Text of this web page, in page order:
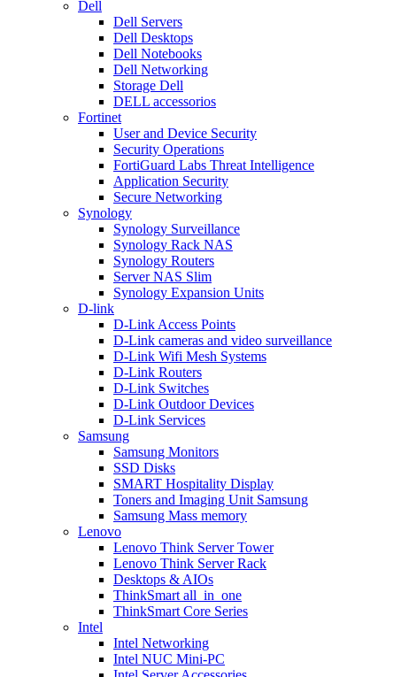
Dell
Dell Servers
Dell Desktops
Dell Notebooks
Dell Networking
Storage Dell
DELL accessorios
Fortinet
User and Device Security
Security Operations
FortiGuard Labs Threat Intelligence
Application Security
Secure Networking
Synology
Synology Surveillance
Synology Rack NAS
Synology Routers
Server NAS Slim
Synology Expansion Units
D-link
D-Link Access Points
D-Link cameras and video surveillance
D-Link Wifi Mesh Systems
D-Link Routers
D-Link Switches
D-Link Outdoor Devices
D-Link Services
Samsung
Samsung Monitors
SSD Disks
SMART Hospitality Display
Toners and Imaging Unit Samsung
Samsung Mass memory
Lenovo
Lenovo Think Server Tower
Lenovo Think Server Rack
Desktops & AIOs
ThinkSmart all_in_one
ThinkSmart Core Series
Intel
Intel Networking
Intel NUC Mini-PC